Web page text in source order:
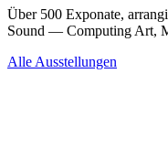
Über 500 Exponate,
Sound — Computing Art,
Alle Ausstellungen